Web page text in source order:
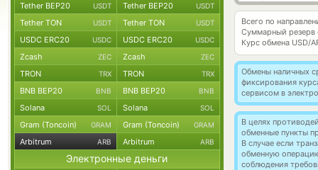
Всего по
Суммарный резерв
Курс обмена USD/
Обмены наличных
фиксирования
сервисом в
В целях
обменные пункты
В случае если
обменную
соблюдения
Tether BEP20 USDT Tether BEP20 USDT
Tether TON USDT Tether TON USDT
USDC ERC20 USDC USDC ERC20 USDC
Zcash ZEC Zcash ZEC
TRON TRX TRON TRX
BNB BEP20 BNB BNB BEP20 BNB
Solana SOL Solana SOL
Gram (Toncoin) GRAM Gram (Toncoin) GRAM
Arbitrum ARB Arbitrum ARB
Электронные деньги